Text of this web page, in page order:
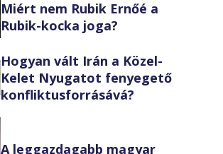
Miért nem Rubik Ernőé a
Rubik-kocka joga?
Hogyan vált Irán a Közel-
Kelet Nyugatot fenyegető
konfliktusforrásává?
A leggazdagabb magyar